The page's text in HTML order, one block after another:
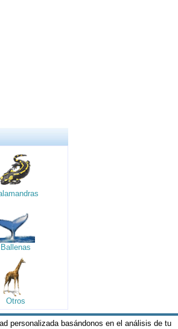
personalizada basándonos en el análisis de tu
Ballenas
Otros
servicios y